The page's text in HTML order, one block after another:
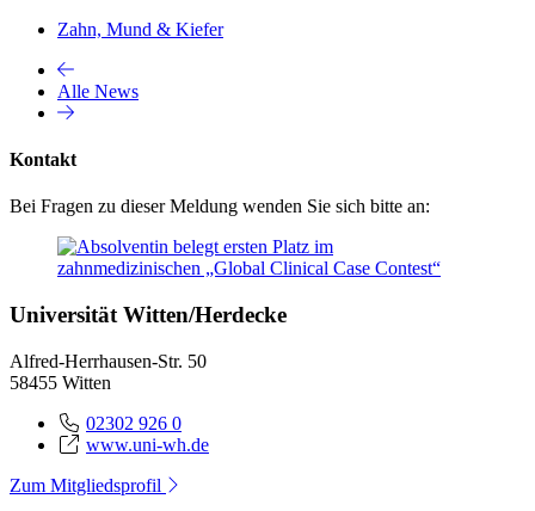
Zahn, Mund & Kiefer
Alle News
Kontakt
Bei Fragen zu dieser Meldung wenden Sie sich bitte an:
Universität Witten/Herdecke
Alfred-Herrhausen-Str. 50
58455 Witten
02302 926 0
www.uni-wh.de
Zum Mitgliedsprofil